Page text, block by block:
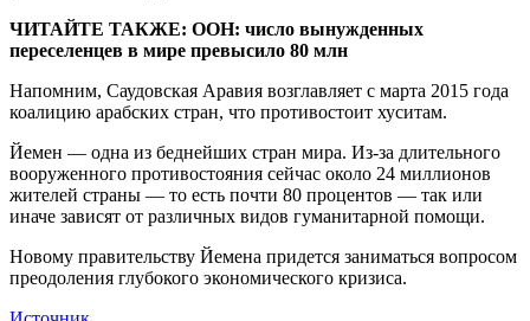
ЧИТАЙТЕ ТАКЖЕ: ООН: число вынужденных
переселенцев в мире превысило 80 млн
Напомним, Саудовская Аравия возглавляет с марта 2015 года
коалицию арабских стран, что противостоит хуситам.
Йемен — одна из беднейших стран мира. Из-за длительного
вооруженного противостояния сейчас около 24 миллионов
жителей страны — то есть почти 80 процентов — так или
иначе зависят от различных видов гуманитарной помощи.
Новому правительству Йемена придется заниматься вопросом
преодоления глубокого экономического кризиса.